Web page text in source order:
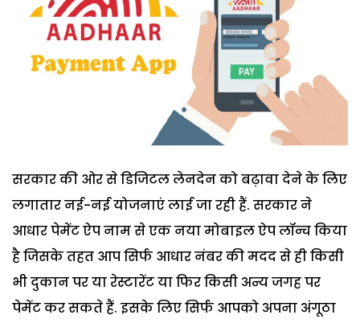
सरकार की ओर से डिजिटल लेनदेन को बढ़ावा देने के लिए
लगातार नई-नई योजनाएं लाई जा रही हैं. सरकार ने
आधार पेमेंट ऐप नाम से एक नया मोबाइल ऐप लॉन्च किया
है जिसके तहत आप सिर्फ आधार नंबर की मदद से ही किसी
भी दुकान पर या रेस्टारेंट या फिर किसी अन्य जगह पर
पेमेंट कर सकते हैं. इसके लिए सिर्फ आपको अपना अंगूठा